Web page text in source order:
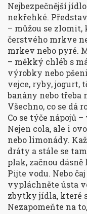
Nejbezpečnější
nekřehké.
– můžou se
čerstvého mrkve
mrkev nebo pyré.
– měkký chléb s
výrobky nebo
vejce, ryby, jogurt,
banány nebo třeba
Všechno, co se dá
Co se týče nápojů
Nejen cola, ale i
nebo limonády.
dráty a stále se
plak, začnou
Pijte vodu. Nebo
vypláchněte ústa
zbytky jídla, které
Nezapomeňte na